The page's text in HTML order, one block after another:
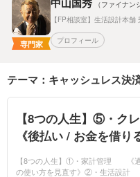
専門家
（ファイナン
【FP相談室】生活設計本舗
プロフィール
テーマ：キャッシュレス決
【8つの人生】⑤・ク
《後払い / お金を借り
【8つの人生】①・家計管理 《
の使い方を見直す》②・生活設計